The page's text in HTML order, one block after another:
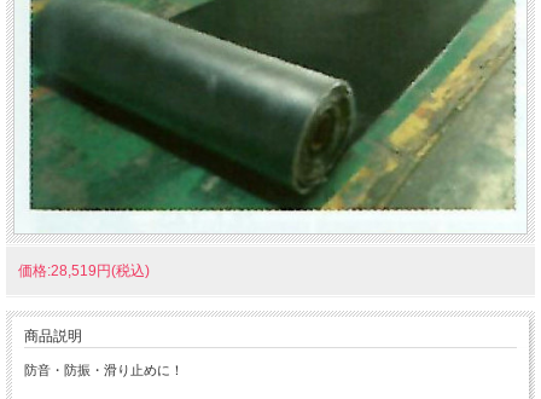
価格:28,519円(税込)
商品説明
防音・防振・滑り止めに！